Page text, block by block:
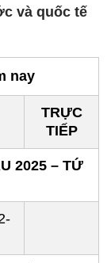
và quốc tế
nay
TRỰC
TIẾP
2025 – TỨ